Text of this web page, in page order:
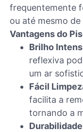
frequentemente
ou até mesmo
Vantagens do
Brilho
reflexiva
um ar
Fácil
facilita a
tornando a